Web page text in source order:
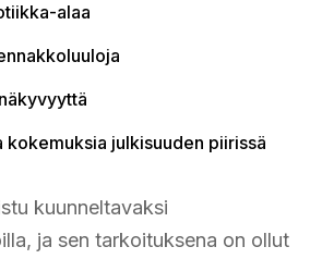
alaa
kokemuksia julkisuuden piirissä
kuunneltavaksi
ja sen tarkoituksena on ollut